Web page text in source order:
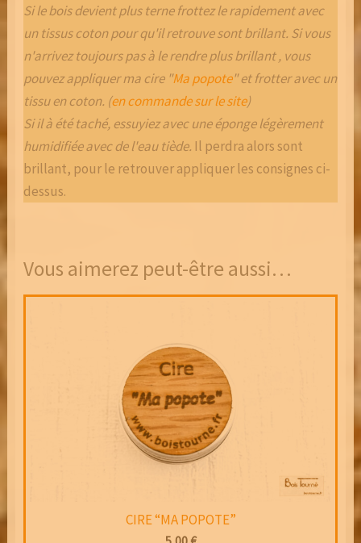
Si le bois devient plus terne frottez le rapidement avec
un tissus coton pour qu'il retrouve sont brillant. Si vous
n'arrivez toujours pas à le rendre plus brillant , vous
pouvez appliquer ma cire "Ma popote" et frotter avec un
tissu en coton. (en commande sur le site)
Si il à été taché, essuyiez avec une éponge légèrement
humidifiée avec de l'eau tiède. Il perdra alors sont
brillant, pour le retrouver appliquer les consignes ci-
dessus.
Vous aimerez peut-être aussi…
CIRE “MA POPOTE”